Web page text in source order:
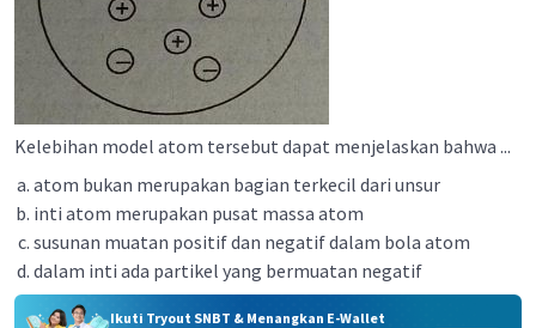
Kelebihan model atom tersebut dapat menjelaskan bahwa ...
atom bukan merupakan bagian terkecil dari unsur
inti atom merupakan pusat massa atom
susunan muatan positif dan negatif dalam bola atom
dalam inti ada partikel yang bermuatan negatif
Ikuti Tryout SNBT & Menangkan E-Wallet